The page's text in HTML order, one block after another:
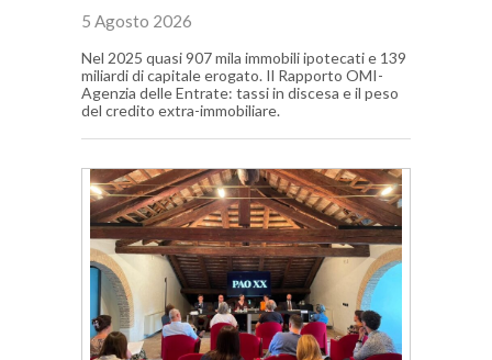
5 Agosto 2026
Nel 2025 quasi 907 mila immobili ipotecati e 139
miliardi di capitale erogato. Il Rapporto OMI-
Agenzia delle Entrate: tassi in discesa e il peso
del credito extra-immobiliare.